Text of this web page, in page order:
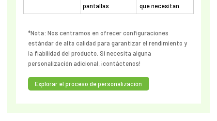
pantallas
que necesitan.
*Nota: Nos centramos en ofrecer configuraciones
estándar de alta calidad para garantizar el rendimiento y
la fiabilidad del producto. Si necesita alguna
personalización adicional, ¡contáctenos!
Explorar el proceso de personalización